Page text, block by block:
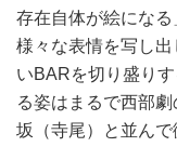
存在自体が絵にな
様々な表情を写し
いBARを切り盛り
る姿はまるで西部
坂（寺尾）と並ん